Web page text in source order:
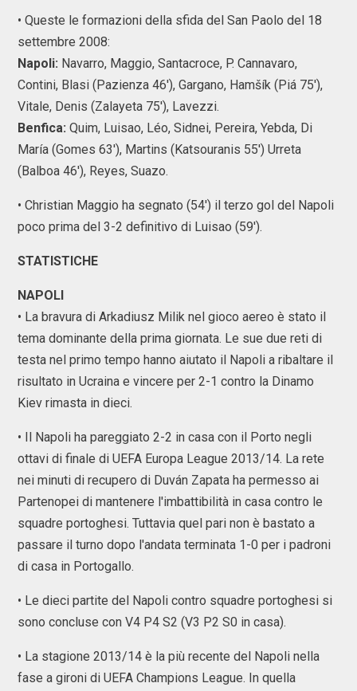
• Queste le formazioni della sfida del San Paolo del 18
settembre 2008:
Napoli: Navarro, Maggio, Santacroce, P. Cannavaro,
Contini, Blasi (Pazienza 46'), Gargano, Hamšík (Piá 75'),
Vitale, Denis (Zalayeta 75'), Lavezzi.
Benfica: Quim, Luisao, Léo, Sidnei, Pereira, Yebda, Di
María (Gomes 63'), Martins (Katsouranis 55') Urreta
(Balboa 46'), Reyes, Suazo.
• Christian Maggio ha segnato (54') il terzo gol del Napoli
poco prima del 3-2 definitivo di Luisao (59').
STATISTICHE
NAPOLI
• La bravura di Arkadiusz Milik nel gioco aereo è stato il
tema dominante della prima giornata. Le sue due reti di
testa nel primo tempo hanno aiutato il Napoli a ribaltare il
risultato in Ucraina e vincere per 2-1 contro la Dinamo
Kiev rimasta in dieci.
• Il Napoli ha pareggiato 2-2 in casa con il Porto negli
ottavi di finale di UEFA Europa League 2013/14. La rete
nei minuti di recupero di Duván Zapata ha permesso ai
Partenopei di mantenere l'imbattibilità in casa contro le
squadre portoghesi. Tuttavia quel pari non è bastato a
passare il turno dopo l'andata terminata 1-0 per i padroni
di casa in Portogallo.
• Le dieci partite del Napoli contro squadre portoghesi si
sono concluse con V4 P4 S2 (V3 P2 S0 in casa).
• La stagione 2013/14 è la più recente del Napoli nella
fase a gironi di UEFA Champions League. In quella